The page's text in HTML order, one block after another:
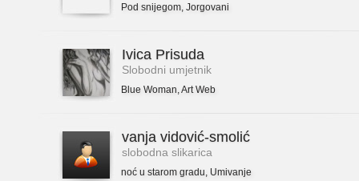
Pod snijegom, Jorgovani
Ivica Prisuda
Slobodni umjetnik
Blue Woman,Art Web
vanja vidović-smolić
slobodna slikarica
noć u starom gradu, Umivanje